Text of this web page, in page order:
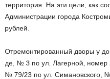
территория. На эти цели, как
Администрации города
рублей.
Отремонтированный дворы у
де, № 3 по ул. Лагерной, номер
№ 79/23 по ул. Симановского,